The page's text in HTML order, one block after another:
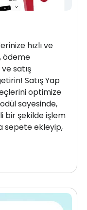
hızlı ve
ödeme
satış
Satış Yap
optimize
sayesinde,
bir şekilde işlem
sepete ekleyip,